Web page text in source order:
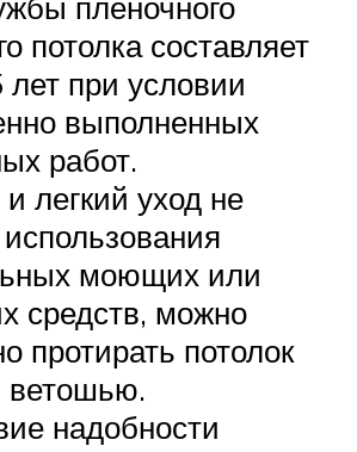
потолка составляет
лет при условии
выполненных
работ.
легкий уход не
моющих или
средств, можно
протирать потолок
ветошью.
надобности